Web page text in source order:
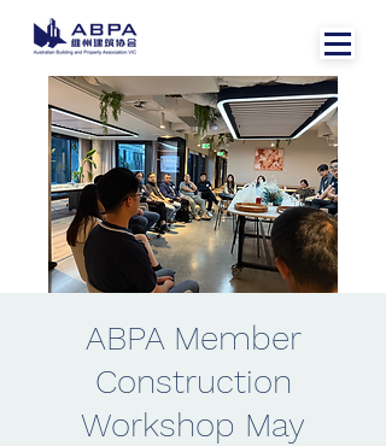
ABPA Member
Construction
Workshop May